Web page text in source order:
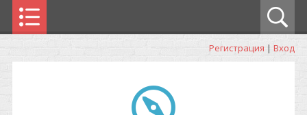
Регистрация | Вход